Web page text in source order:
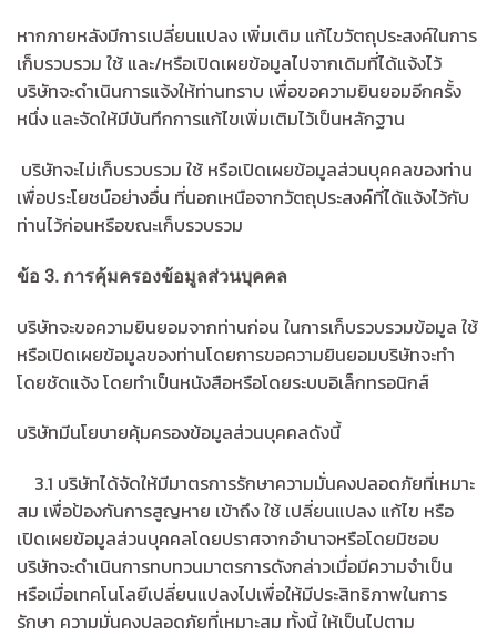
หากภายหลังมีการเปลี่ยนแปลง เพิ่มเติม แก้ไขวัตถุประสงค์ในการ
เก็บรวบรวม ใช้ และ/หรือเปิดเผยข้อมูลไปจากเดิมที่ได้แจ้งไว้
บริษัทจะดำเนินการแจ้งให้ท่านทราบ เพื่อขอความยินยอมอีกครั้ง
หนึ่ง และจัดให้มีบันทึกการแก้ไขเพิ่มเติมไว้เป็นหลักฐาน
บริษัทจะไม่เก็บรวบรวม ใช้ หรือเปิดเผยข้อมูลส่วนบุคคลของท่าน
เพื่อประโยชน์อย่างอื่น ที่นอกเหนือจากวัตถุประสงค์ที่ได้แจ้งไว้กับ
ท่านไว้ก่อนหรือขณะเก็บรวบรวม
ข้อ 3. การคุ้มครองข้อมูลส่วนบุคคล
บริษัทจะขอความยินยอมจากท่านก่อน ในการเก็บรวบรวมข้อมูล ใช้
หรือเปิดเผยข้อมูลของท่านโดยการขอความยินยอมบริษัทจะทำ
โดยชัดแจ้ง โดยทำเป็นหนังสือหรือโดยระบบอิเล็กทรอนิกส์
บริษัทมีนโยบายคุ้มครองข้อมูลส่วนบุคคลดังนี้
3.1 บริษัทได้จัดให้มีมาตรการรักษาความมั่นคงปลอดภัยที่เหมาะ
สม เพื่อป้องกันการสูญหาย เข้าถึง ใช้ เปลี่ยนแปลง แก้ไข หรือ
เปิดเผยข้อมูลส่วนบุคคลโดยปราศจากอำนาจหรือโดยมิชอบ
บริษัทจะดำเนินการทบทวนมาตรการดังกล่าวเมื่อมีความจำเป็น
หรือเมื่อเทคโนโลยีเปลี่ยนแปลงไปเพื่อให้มีประสิทธิภาพในการ
รักษา ความมั่นคงปลอดภัยที่เหมาะสม ทั้งนี้ ให้เป็นไปตาม